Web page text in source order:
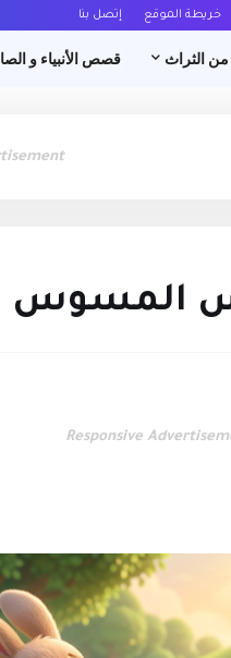
خريطة الموقع إتصل بنا
الثراث قصص الأنبياء و
المسوس
Responsive